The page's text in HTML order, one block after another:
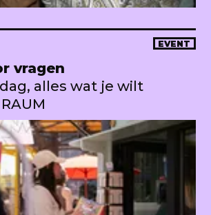
EVENT
vragen
alles wat je wilt